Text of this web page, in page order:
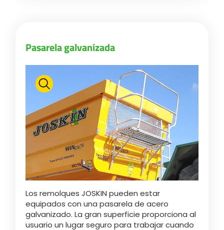
日本語
中文
Português
Türk
العربية
رسید ن
Pasarela galvanizada
Los remolques JOSKIN pueden estar
equipados con una pasarela de acero
galvanizado. La gran superficie proporciona al
usuario un lugar seguro para trabajar cuando